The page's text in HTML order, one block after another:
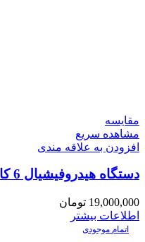
مقایسه
مشاهده سریع
افزودن به علاقه مندی
دستگاه هیدروفیشیال 6 کاره
19,000,000 تومان
اطلاعات بیشتر
اتمام موجودی